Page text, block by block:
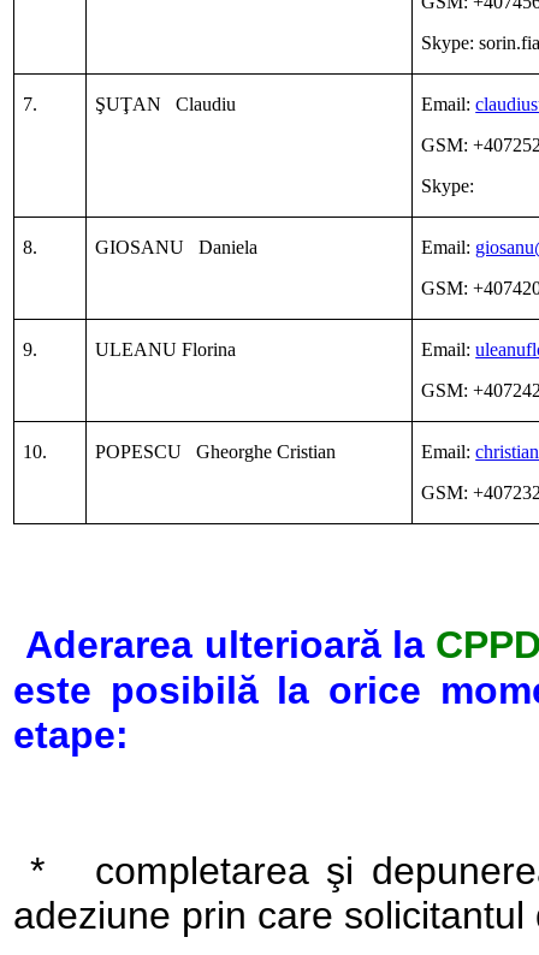
Skype:
7. ŞUŢAN Claudiu Email:
GSM:
Skype:
8. GIOSANU Daniela Email:
GSM:
9. ULEANU Florina Email:
GSM:
10. POPESCU Gheorghe Cristian Email:
GSM:
Aderarea ulterioară la
este posibilă la orice
etape:
* completarea şi
adeziune prin care